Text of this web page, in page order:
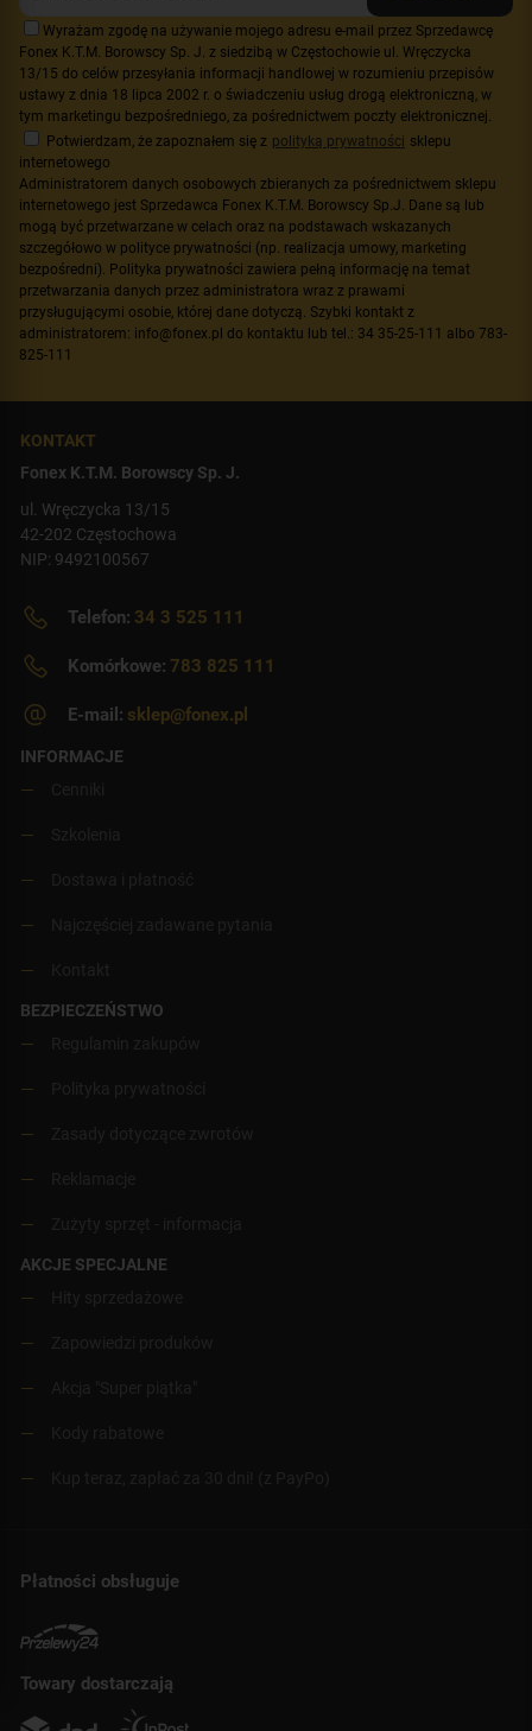
Wyrażam zgodę na używanie mojego adresu e-mail przez Sprzedawcę
Fonex K.T.M. Borowscy Sp. J. z siedzibą w Częstochowie ul. Wręczycka
13/15 do celów przesyłania informacji handlowej w rozumieniu przepisów
ustawy z dnia 18 lipca 2002 r. o świadczeniu usług drogą elektroniczną, w
tym marketingu bezpośredniego, za pośrednictwem poczty elektronicznej.
Potwierdzam, że zapoznałem się z polityką prywatności sklepu
internetowego
Administratorem danych osobowych zbieranych za pośrednictwem sklepu
internetowego jest Sprzedawca Fonex K.T.M. Borowscy Sp.J. Dane są lub
mogą być przetwarzane w celach oraz na podstawach wskazanych
szczegółowo w polityce prywatności (np. realizacja umowy, marketing
bezpośredni). Polityka prywatności zawiera pełną informację na temat
przetwarzania danych przez administratora wraz z prawami
przysługującymi osobie, której dane dotyczą. Szybki kontakt z
administratorem: info@fonex.pl do kontaktu lub tel.: 34 35-25-111 albo 783-
825-111
KONTAKT
Fonex K.T.M. Borowscy Sp. J.
ul. Wręczycka 13/15
42-202 Częstochowa
NIP: 9492100567
Telefon: 34 3 525 111
Komórkowe: 783 825 111
E-mail: sklep@fonex.pl
INFORMACJE
BEZPIECZEŃSTWO
AKCJE SPECJALNE
Płatności obsługuje
Towary dostarczają